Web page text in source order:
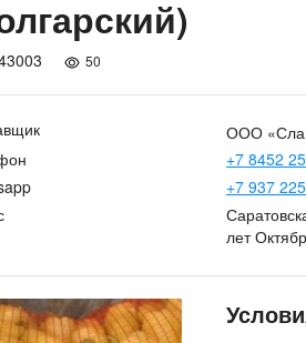
50
ООО
+7 8452
+7 937
лет